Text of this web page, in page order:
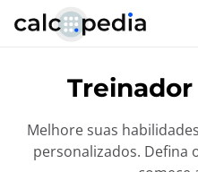
Treinador
Melhore suas
personalizados. Defina